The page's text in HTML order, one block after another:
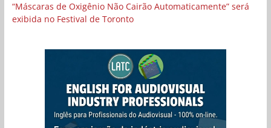
“Máscaras de Oxigênio Não Cairão Automaticamente” será
exibida no Festival de Toronto